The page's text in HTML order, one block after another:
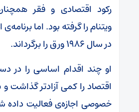
رکود اقتصادی و فقر
ویتنام را گرفته بود. اما
در سال ۱۹۸۶ ورق را برگرداند.
او چند اقدام اساسی را در
اقتصاد را کمی آزادتر گذاشت
خصوصی اجازه‌ی فعالیت داده